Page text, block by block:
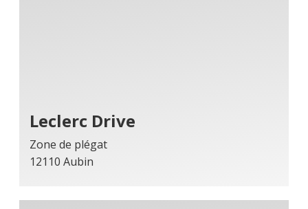
Leclerc Drive
Zone de plégat
12110 Aubin